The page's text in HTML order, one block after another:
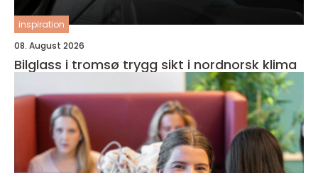
inspiration
08. August 2026
Bilglass i tromsø trygg sikt i nordnorsk klima